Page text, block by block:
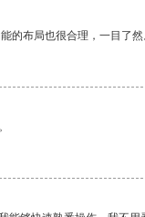
的布局也很合理，一目了然